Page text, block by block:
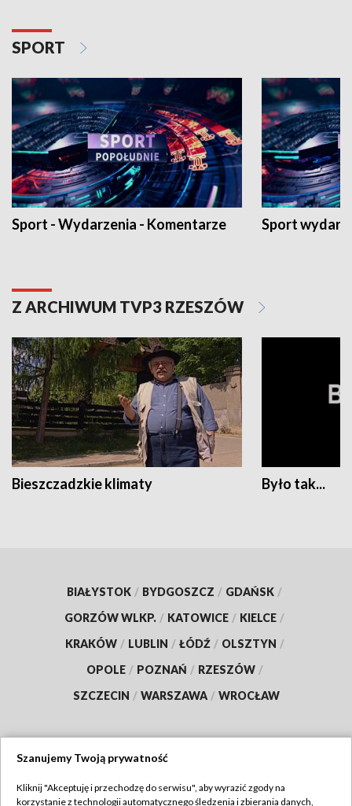
SPORT
Sport - Wydarzenia - Komentarze Sport
Z ARCHIWUM TVP3 RZESZÓW
Bieszczadzkie klimaty Było tak...
BIAŁYSTOK / BYDGOSZCZ / GDAŃSK /
GORZÓW WLKP. / KATOWICE / KIELCE /
KRAKÓW / LUBLIN / ŁÓDŹ / OLSZTYN /
OPOLE / POZNAŃ / RZESZÓW /
SZCZECIN / WARSZAWA / WROCŁAW
Szanujemy Twoją prywatność
Kliknij "Akceptuję i przechodzę do serwisu", aby wyrazić zgody na
korzystanie z technologii automatycznego śledzenia i zbierania danych,